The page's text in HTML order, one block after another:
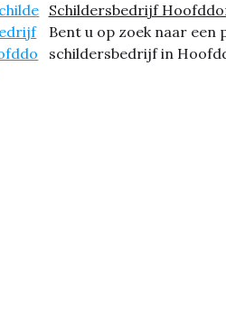
Schildersbedrijf
Bent u op zoek naar een
schildersbedrijf in